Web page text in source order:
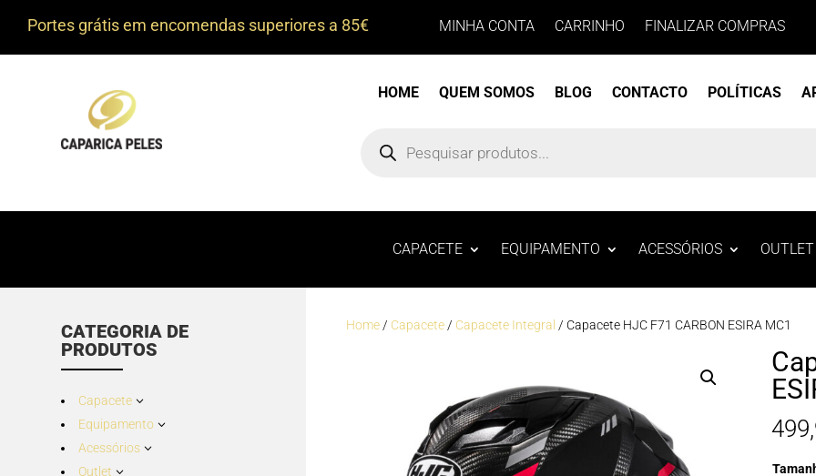
Portes grátis em encomendas superiores a 85€ MINHA CONTA CARRINHO FINALIZAR COMPRAS
HOME QUEM SOMOS BLOG CONTACTO POLÍTICAS
search
CAPACETE EQUIPAMENTO ACESSÓRIOS OUTLET
CATEGORIA DE
PRODUTOS
Capacete 3
Equipamento 3
Acessórios 3
Outlet 3
Home / Capacete / Capacete Integral / Capacete HJC F71 CARBON ESIRA MC1